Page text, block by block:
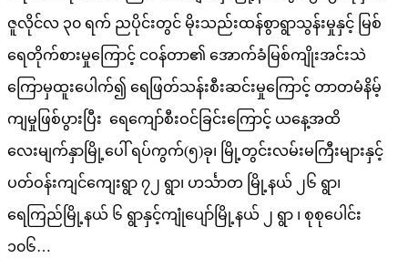
ဇူလိုင်လ ၃၀ ရက် ညပိုင်းတွင် မိုးသည်းထန်စွာရွာသွန်းမှုနှင့် မြစ်
ရေတိုက်စားမှုကြောင့် ငဝန်တာ၏ အောက်ခံမြစ်ကျိုးအင်းသဲ
ကြောမှထူးပေါက်၍ ရေဖြတ်သန်းစီးဆင်းမှုကြောင့် တာတမံနိမ့်
ကျမှုဖြစ်ပွားပြီး ရေကျော်စီးဝင်ခြင်းကြောင့် ယနေ့အထိ
လေးမျက်နှာမြို့ပေါ် ရပ်ကွက်(၅)ခု၊ မြို့တွင်းလမ်းမကြီးများနှင့်
ပတ်ဝန်းကျင်ကျေးရွာ ၇၂ ရွာ၊ ဟင်္သာတ မြို့နယ် ၂၆ ရွာ၊
ရေကြည်မြို့နယ် ၆ ရွာနှင့်ကျုံပျော်မြို့နယ် ၂ ရွာ ၊ စုစုပေါင်း
၁၀၆…